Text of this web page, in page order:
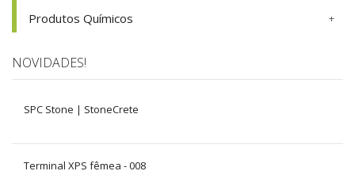
Produtos Químicos
NOVIDADES!
SPC Stone | StoneCrete
Terminal XPS fêmea - 008